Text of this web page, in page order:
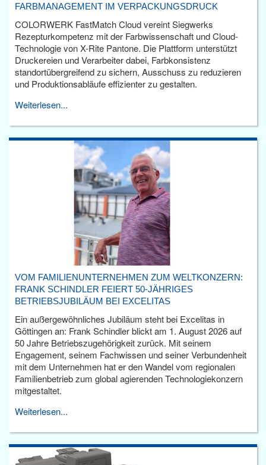
ARBMANAGEMENT IM VERPACKUNGSDRUCK
COLORWERK FastMatch Cloud vereint Siegwerks
Rezepturkompetenz mit der Farbwissenschaft und Cloud-
Technologie von X-Rite Pantone. Die Plattform unterstützt
Druckereien und Verarbeiter dabei, Farbkonsistenz
standortübergreifend zu sichern, Ausschuss zu reduzieren
und Produktionsabläufe effizienter zu gestalten.
Weiterlesen...
VOM FAMILIENUNTERNEHMEN ZUM WELTKONZERN:
FRANK SCHINDLER FEIERT 50-JÄHRIGES
BETRIEBSJUBILÄUM BEI EXCELITAS
Ein außergewöhnliches Jubiläum steht bei Excelitas in
Göttingen an: Frank Schindler blickt am 1. August 2026 auf
50 Jahre Betriebszugehörigkeit zurück. Mit seinem
Engagement, seinem Fachwissen und seiner Verbundenheit
mit dem Unternehmen hat er den Wandel vom regionalen
Familienbetrieb zum global agierenden Technologiekonzern
mitgestaltet.
Weiterlesen...